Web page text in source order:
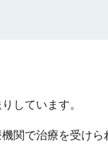
しています。
関で治療を受けら